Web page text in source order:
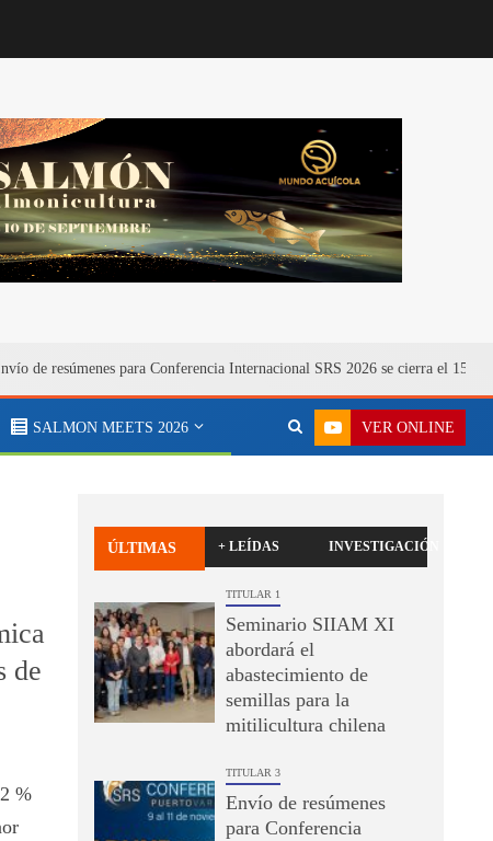
de resúmenes para Conferencia Internacional SRS 2026 se cierra el 15 de
SALMON MEETS 2026 VER ONLINE
de
%
ÚLTIMAS + LEÍDAS INVESTIGACIÓN
TITULAR 1
Seminario SIIAM XI
abordará el
abastecimiento de
semillas para la
mitilicultura chilena
TITULAR 3
Envío de resúmenes
para Conferencia